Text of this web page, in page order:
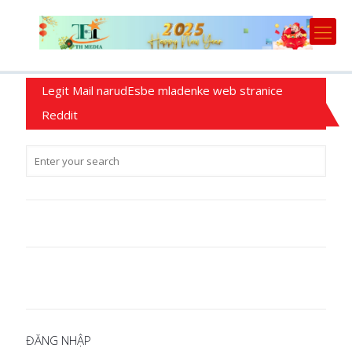
Legit Mail narudЕѕbe mladenke web stranice
Reddit
ĐĂNG NHẬP